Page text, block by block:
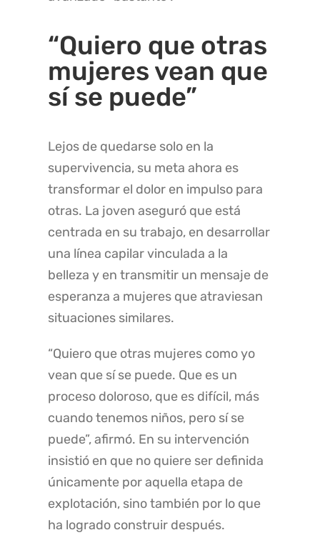
“Quiero que otras
mujeres vean que
sí se puede”
Lejos de quedarse solo en la
supervivencia, su meta ahora es
transformar el dolor en impulso para
otras. La joven aseguró que está
centrada en su trabajo, en desarrollar
una línea capilar vinculada a la
belleza y en transmitir un mensaje de
esperanza a mujeres que atraviesan
situaciones similares.
“Quiero que otras mujeres como yo
vean que sí se puede. Que es un
proceso doloroso, que es difícil, más
cuando tenemos niños, pero sí se
puede”, afirmó. En su intervención
insistió en que no quiere ser definida
únicamente por aquella etapa de
explotación, sino también por lo que
ha logrado construir después.